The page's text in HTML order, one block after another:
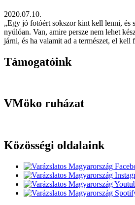
2020.07.10.
„Egy jó fotóért sokszor kint kell lenni, és
nyúlóan. Van, amire persze nem lehet
járni, és ha valamit ad a természet, el kell
Támogatóink
VMöko ruházat
Közösségi oldalaink